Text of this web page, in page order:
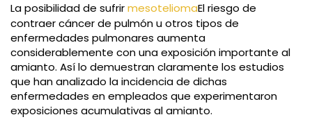
La posibilidad de sufrirmesoteliomaEl riesgo de
contraer cáncer de pulmón u otros tipos de
enfermedades pulmonares aumenta
considerablemente con una exposición importante al
amianto. Así lo demuestran claramente los estudios
que han analizado la incidencia de dichas
enfermedades en empleados que experimentaron
exposiciones acumulativas al amianto.